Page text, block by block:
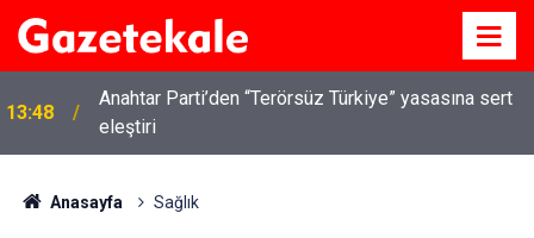
Anahtar Parti’den “Terörsüz Türkiye” yasasına sert
eleştiri
13:07
Kırıkkale’de hayvan hastalıklarına karşı denetimler
artırıldı
Anasayfa Sağlık